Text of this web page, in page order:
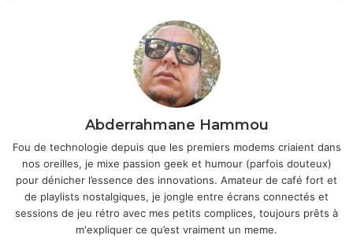
à -47% sur Amazon, une pépite pour le
bureau et le gaming léger !
6 août 2025
Cette acquisition marque le retour d’Amazon dans le
en 2023. Bee, qui a levé 7 millions de dollars l’an dernier,
ambitionne de créer un “cloud phone”, une extension
numérique du smartphone capable d’accéder aux
notifications, calendriers et messages de l’utilisateur pour
une assistance proactive. Cette synergie pourrait
Abderrahmane Hammou
Fou de technologie depuis que les premiers modems criaient dans
nos oreilles, je mixe passion geek et humour (parfois douteux)
pour dénicher l’essence des innovations. Amateur de café fort et
de playlists nostalgiques, je jongle entre écrans connectés et
sessions de jeu rétro avec mes petits complices, toujours prêts à
m'expliquer ce qu’est vraiment un meme.